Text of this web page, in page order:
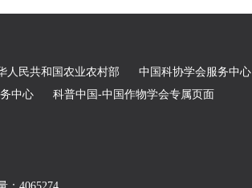
人民共和国农业农村部 中国科协学会服务中心
中心 科普中国-中国作物学会专属页面